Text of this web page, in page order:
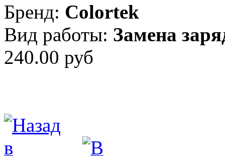
Бренд: Colortek
Вид работы: Замена
240.00 руб